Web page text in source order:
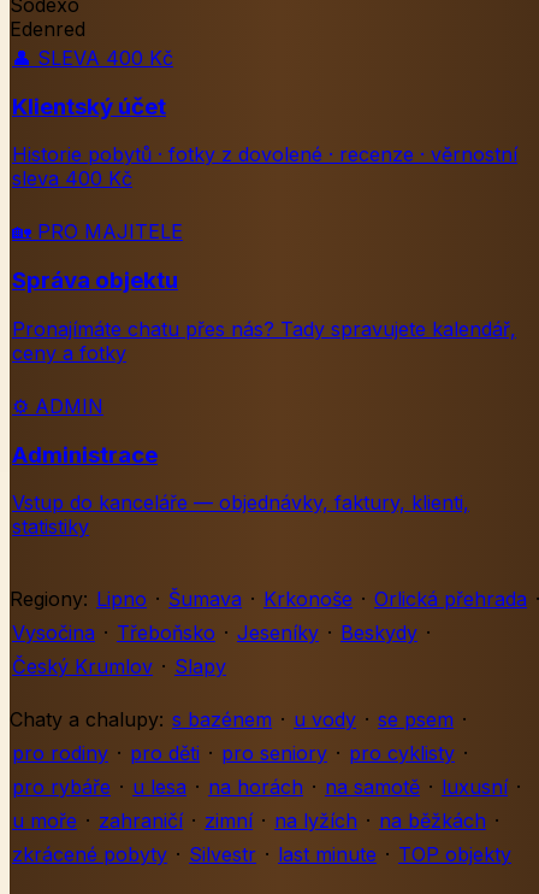
Sodexo
Edenred
👤 SLEVA 400 Kč
Klientský účet
Historie pobytů · fotky z dovolené · recenze · věrnostní
sleva 400 Kč
🏡 PRO MAJITELE
Správa objektu
Pronajímáte chatu přes nás? Tady spravujete kalendář,
ceny a fotky
⚙️ ADMIN
Administrace
Vstup do kanceláře — objednávky, faktury, klienti,
statistiky
Regiony: Lipno · Šumava · Krkonoše · Orlická přehrada ·
Vysočina · Třeboňsko · Jeseníky · Beskydy ·
Český Krumlov · Slapy
Chaty a chalupy: s bazénem · u vody · se psem ·
pro rodiny · pro děti · pro seniory · pro cyklisty ·
pro rybáře · u lesa · na horách · na samotě · luxusní ·
u moře · zahraničí · zimní · na lyžích · na běžkách ·
zkrácené pobyty · Silvestr · last minute · TOP objekty